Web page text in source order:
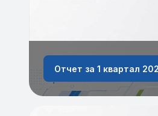
Отчет за 1 квартал